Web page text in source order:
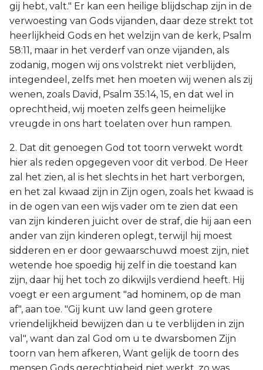
gij hebt, valt." Er kan een heilige blijdschap zijn in de
verwoesting van Gods vijanden, daar deze strekt tot
heerlijkheid Gods en het welzijn van de kerk, Psalm
58:11, maar in het verderf van onze vijanden, als
zodanig, mogen wij ons volstrekt niet verblijden,
integendeel, zelfs met hen moeten wij wenen als zij
wenen, zoals David, Psalm 35:14, 15, en dat wel in
oprechtheid, wij moeten zelfs geen heimelijke
vreugde in ons hart toelaten over hun rampen.
2. Dat dit genoegen God tot toorn verwekt wordt
hier als reden opgegeven voor dit verbod. De Heer
zal het zien, al is het slechts in het hart verborgen,
en het zal kwaad zijn in Zijn ogen, zoals het kwaad is
in de ogen van een wijs vader om te zien dat een
van zijn kinderen juicht over de straf, die hij aan een
ander van zijn kinderen oplegt, terwijl hij moest
sidderen en er door gewaarschuwd moest zijn, niet
wetende hoe spoedig hij zelf in die toestand kan
zijn, daar hij het toch zo dikwijls verdiend heeft. Hij
voegt er een argument "ad hominem, op de man
af", aan toe. "Gij kunt uw land geen grotere
vriendelijkheid bewijzen dan u te verblijden in zijn
val", want dan zal God om u te dwarsbomen Zijn
toorn van hem afkeren, Want gelijk de toorn des